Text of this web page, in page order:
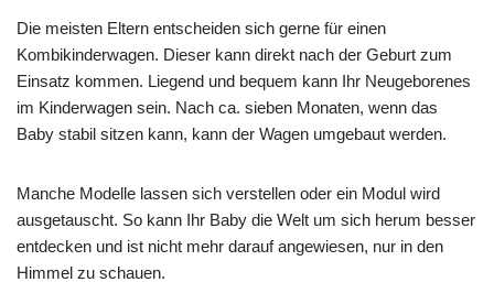
Die meisten Eltern entscheiden sich gerne für einen
Kombikinderwagen. Dieser kann direkt nach der Geburt zum
Einsatz kommen. Liegend und bequem kann Ihr Neugeborenes
im Kinderwagen sein. Nach ca. sieben Monaten, wenn das
Baby stabil sitzen kann, kann der Wagen umgebaut werden.
Manche Modelle lassen sich verstellen oder ein Modul wird
ausgetauscht. So kann Ihr Baby die Welt um sich herum besser
entdecken und ist nicht mehr darauf angewiesen, nur in den
Himmel zu schauen.